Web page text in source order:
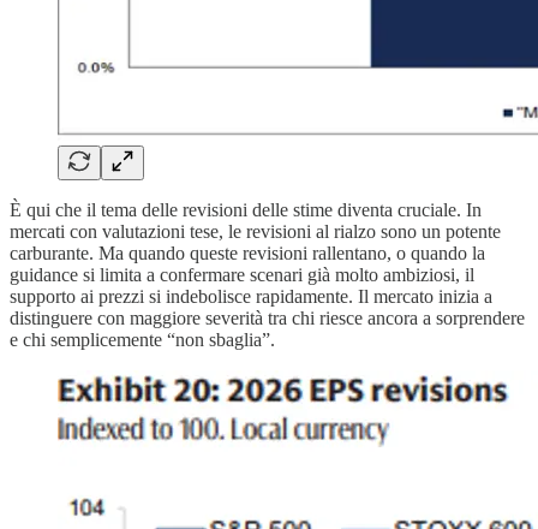
È qui che il tema delle revisioni delle stime diventa cruciale. In
mercati con valutazioni tese, le revisioni al rialzo sono un potente
carburante. Ma quando queste revisioni rallentano, o quando la
guidance si limita a confermare scenari già molto ambiziosi, il
supporto ai prezzi si indebolisce rapidamente. Il mercato inizia a
distinguere con maggiore severità tra chi riesce ancora a sorprendere
e chi semplicemente “non sbaglia”.